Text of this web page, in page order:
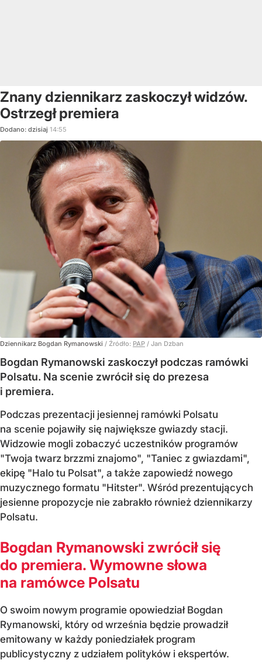
Znany dziennikarz zaskoczył widzów.
Ostrzegł premiera
Dodano: dzisiaj 14:55
Dziennikarz Bogdan Rymanowski / Źródło: PAP / Jan Dzban
Bogdan Rymanowski zaskoczył podczas ramówki
Polsatu. Na scenie zwrócił się do prezesa
i premiera.
Podczas prezentacji jesiennej ramówki Polsatu
na scenie pojawiły się największe gwiazdy stacji.
Widzowie mogli zobaczyć uczestników programów
"Twoja twarz brzzmi znajomo", "Taniec z gwiazdami",
ekipę "Halo tu Polsat", a także zapowiedź nowego
muzycznego formatu "Hitster". Wśród prezentujących
jesienne propozycje nie zabrakło również dziennikarzy
Polsatu.
Bogdan Rymanowski zwrócił się
do premiera. Wymowne słowa
na ramówce Polsatu
O swoim nowym programie opowiedział Bogdan
Rymanowski, który od września będzie prowadził
emitowany w każdy poniedziałek program
publicystyczny z udziałem polityków i ekspertów.